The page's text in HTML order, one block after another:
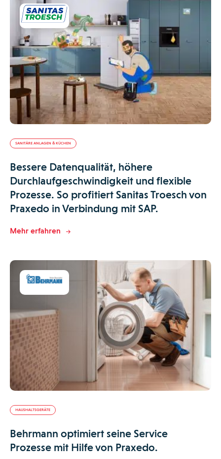
SANITÄRE ANLAGEN & KÜCHEN
Bessere Datenqualität, höhere
Durchlaufgeschwindigkeit und flexible
Prozesse. So profitiert Sanitas Troesch von
Praxedo in Verbindung mit SAP.
Mehr erfahren
HAUSHALTSGERÄTE
Behrmann optimiert seine Service
Prozesse mit Hilfe von Praxedo.